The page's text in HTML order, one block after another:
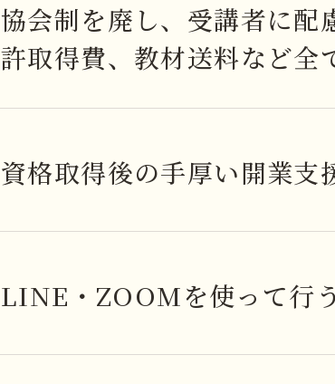
協会制を廃し、受講者に配
許取得費、教材送料など全
資格取得後の手厚い開業支
LINE・ZOOMを使って行